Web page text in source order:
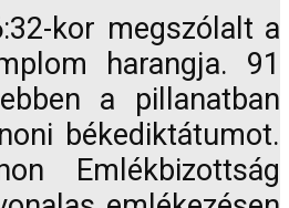
kor megszólalt a
harangja. 91
a pillanatban
békediktátumot.
Emlékbizottság